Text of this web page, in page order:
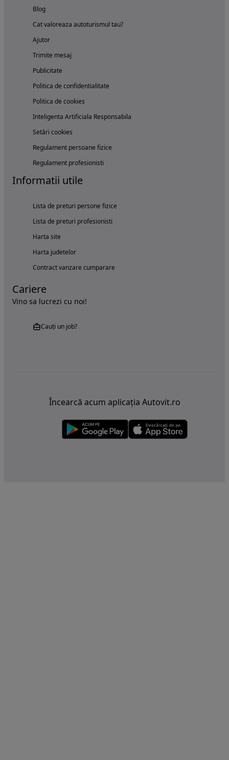
Blog
Cat valoreaza autoturismul tau?
Ajutor
Trimite mesaj
Publicitate
Politica de confidentialitate
Politica de cookies
Inteligenta Artificiala Responsabila
Setări cookies
Regulament persoane fizice
Regulament profesionisti
Informatii utile
Lista de preturi persone fizice
Lista de preturi profesionisti
Harta site
Harta judetelor
Contract vanzare cumparare
Cariere
Vino sa lucrezi cu noi!
Cauți un job?
Încearcă acum aplicația Autovit.ro